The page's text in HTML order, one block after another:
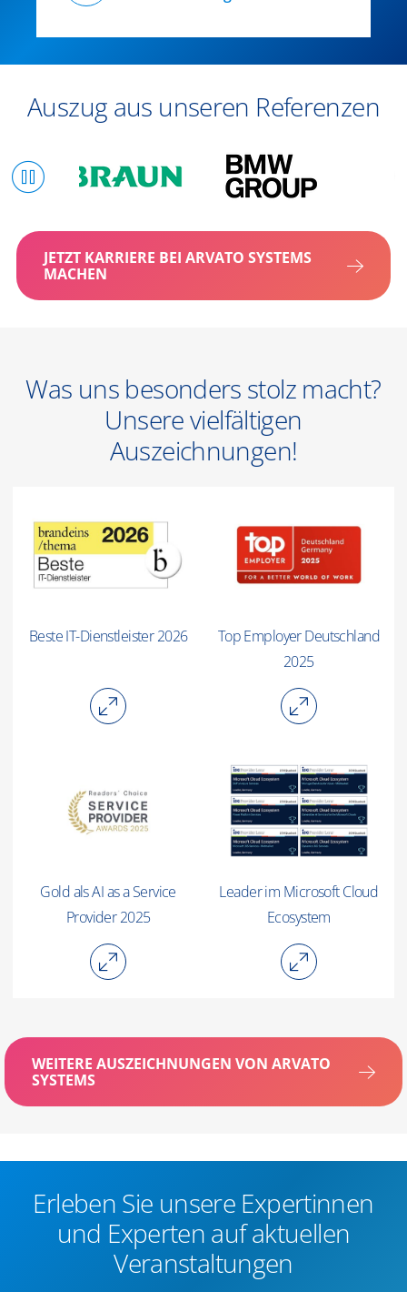
Auszug aus unseren Referenzen
JETZT KARRIERE BEI ARVATO SYSTEMS
MACHEN
Was uns besonders stolz macht?
Unsere vielfältigen
Auszeichnungen!
Beste IT-Dienstleister 2026
Top Employer Deutschland
2025
Gold als AI as a Service
Provider 2025
Leader im Microsoft Cloud
Ecosystem
WEITERE AUSZEICHNUNGEN VON ARVATO
SYSTEMS
Erleben Sie unsere Expertinnen
und Experten auf aktuellen
Veranstaltungen